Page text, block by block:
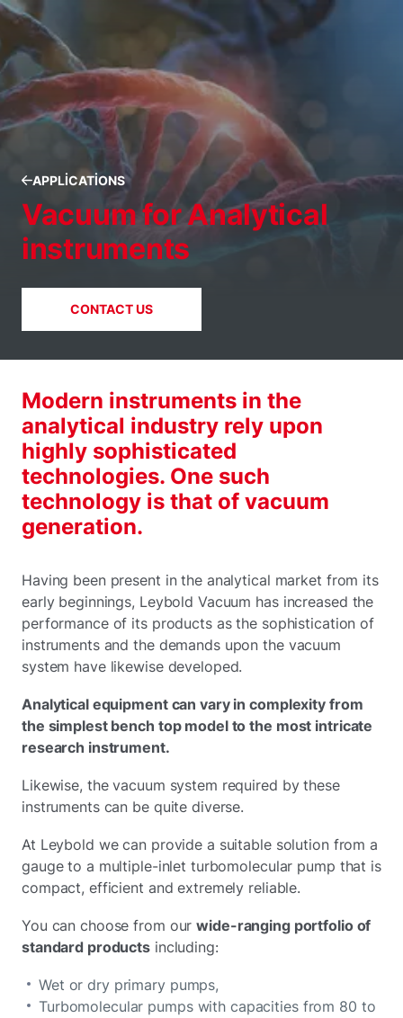
APPLICATIONS
Vacuum for Analytical
instruments
CONTACT US
Modern instruments in the
analytical industry rely upon
highly sophisticated
technologies. One such
technology is that of vacuum
generation.
Having been present in the analytical market from its
early beginnings, Leybold Vacuum has increased the
performance of its products as the sophistication of
instruments and the demands upon the vacuum
system have likewise developed.
Analytical equipment can vary in complexity from
the simplest bench top model to the most intricate
research instrument.
Likewise, the vacuum system required by these
instruments can be quite diverse.
At Leybold we can provide a suitable solution from a
gauge to a multiple-inlet turbomolecular pump that is
compact, efficient and extremely reliable.
You can choose from ourwide-ranging portfolio of
standard products including:
Wet or dry primary pumps,
Turbomolecular pumps with capacities from 80 to